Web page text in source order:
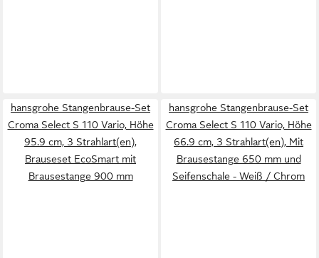
hansgrohe Stangenbrause-Set
Croma Select S 110 Vario, Höhe
95.9 cm, 3 Strahlart(en),
Brauseset EcoSmart mit
Brausestange 900 mm
hansgrohe Stangenbrause-Set
Croma Select S 110 Vario, Höhe
66.9 cm, 3 Strahlart(en), Mit
Brausestange 650 mm und
Seifenschale - Weiß / Chrom